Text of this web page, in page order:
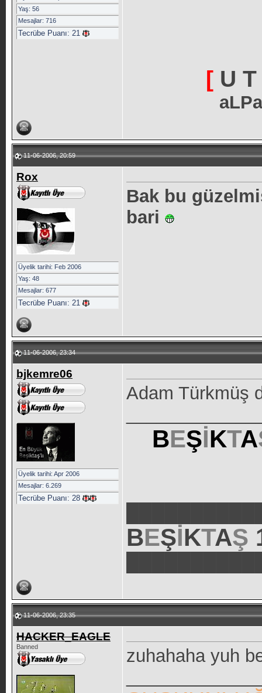
Yaş: 56
Mesajlar: 716
Tecrübe Puanı: 21
[ U
11-06-2006, 20:59
Rox
Üyelik tarihi: Feb 2006
Yaş: 48
Mesajlar: 677
Tecrübe Puanı: 21
Bak bu
bari
11-06-2006, 23:34
bjkemre06
Üyelik tarihi: Apr 2006
Mesajlar: 6.269
Tecrübe Puanı: 28
Adam Türkmüş
BEŞİKTA
BEŞİKTAŞ
11-06-2006, 23:35
HACKER_EAGLE
Banned
zuhahaha yuh